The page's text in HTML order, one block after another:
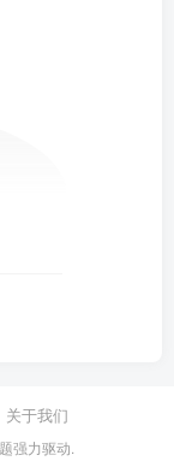
关于我们
强力驱动.